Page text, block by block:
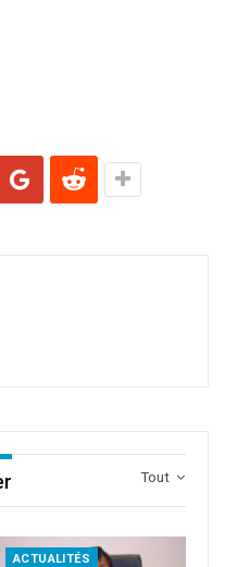
Tout
ACTUALITÉS